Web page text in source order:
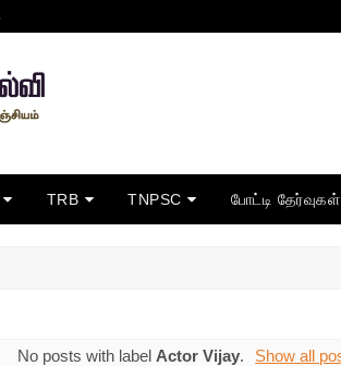
TRB TNPSC போட்டி தேர்வுகள்
No posts with label Actor Vijay. Show all